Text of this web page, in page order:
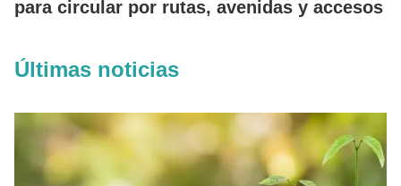
para circular por rutas, avenidas y accesos
Últimas noticias